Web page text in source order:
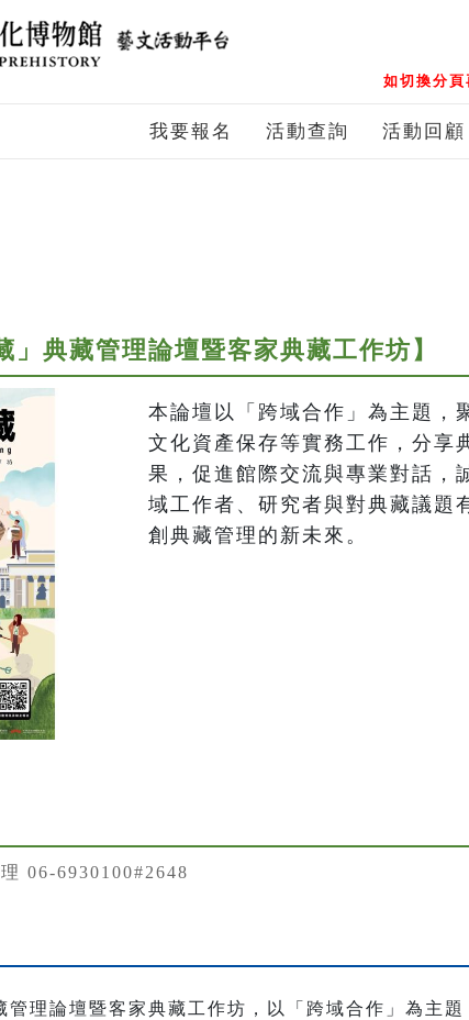
如切換分
我要報名 活動查詢 活動回顧
」典藏管理論壇暨客家典藏工作坊】
本論壇以「跨域合作」為主題，
文化資產保存等實務工作，分享
果，促進館際交流與專業對話，
域工作者、研究者與對典藏議題
創典藏管理的新未來。
06-6930100#2648
管理論壇暨客家典藏工作坊，以「跨域合作」為主